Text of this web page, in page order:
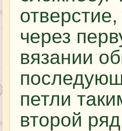
через
вязании
петли
второй